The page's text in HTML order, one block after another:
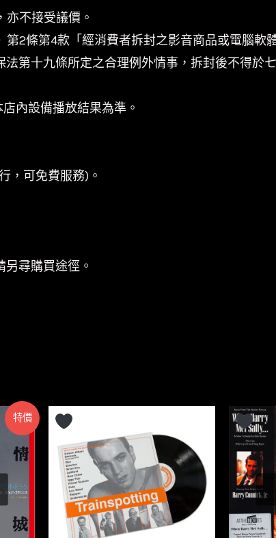
不接受議價。
2條第4款「經消費者拆封之影音商品或電腦軟
第十九條所定之合理例外情事，拆封後不得於
內設備播放結果為準。
，可免費服務)。
尋購買途徑。
特價